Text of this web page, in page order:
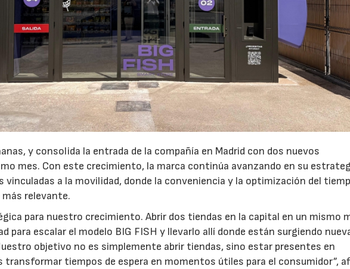
y consolida la entrada de la compañía en Madrid con dos nuevos
mes. Con este crecimiento, la marca continúa avanzando en su
vinculadas a la movilidad, donde la conveniencia y la optimización del
más relevante.
para nuestro crecimiento. Abrir dos tiendas en la capital en un mismo
para escalar el modelo BIG FISH y llevarlo allí donde están surgiendo
objetivo no es simplemente abrir tiendas, sino estar presentes en
transformar tiempos de espera en momentos útiles para el consumidor”,